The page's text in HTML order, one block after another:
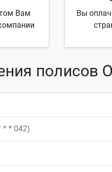
Вам
Вы
полисов
* * 042)